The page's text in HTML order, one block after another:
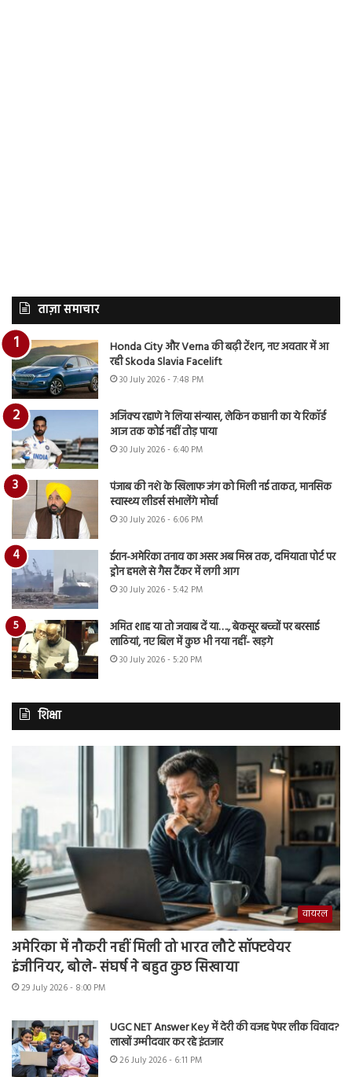
ताज़ा समाचार
Honda City और Verna की बढ़ी टेंशन, नए अवतार में आ
रही Skoda Slavia Facelift
30 July 2026 - 7:48 PM
अजिंक्य रहाणे ने लिया संन्यास, लेकिन कप्तानी का ये रिकॉर्ड
आज तक कोई नहीं तोड़ पाया
30 July 2026 - 6:40 PM
पंजाब की नशे के खिलाफ जंग को मिली नई ताकत, मानसिक
स्वास्थ्य लीडर्स संभालेंगे मोर्चा
30 July 2026 - 6:06 PM
ईरान-अमेरिका तनाव का असर अब मिस्र तक, दमियाता पोर्ट पर
ड्रोन हमले से गैस टैंकर में लगी आग
30 July 2026 - 5:42 PM
अमित शाह या तो जवाब दें या…., बेकसूर बच्चों पर बरसाई
लाठियां, नए बिल में कुछ भी नया नहीं- खड़गे
30 July 2026 - 5:20 PM
शिक्षा
वायरल
अमेरिका में नौकरी नहीं मिली तो भारत लौटे सॉफ्टवेयर
इंजीनियर, बोले- संघर्ष ने बहुत कुछ सिखाया
29 July 2026 - 8:00 PM
UGC NET Answer Key में देरी की वजह पेपर लीक विवाद?
लाखों उम्मीदवार कर रहे इंतजार
26 July 2026 - 6:11 PM